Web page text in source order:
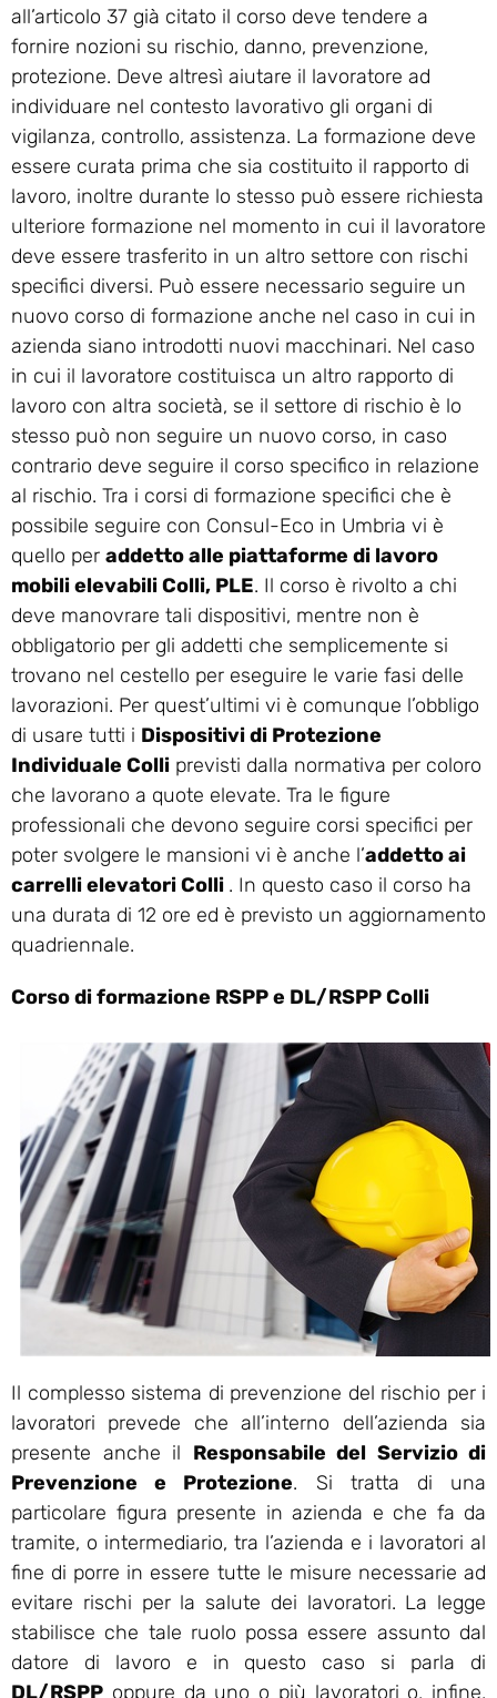
all’articolo 37 già citato il corso deve tendere a
fornire nozioni su rischio, danno, prevenzione,
protezione. Deve altresì aiutare il lavoratore ad
individuare nel contesto lavorativo gli organi di
vigilanza, controllo, assistenza. La formazione deve
essere curata prima che sia costituito il rapporto di
lavoro, inoltre durante lo stesso può essere richiesta
ulteriore formazione nel momento in cui il lavoratore
deve essere trasferito in un altro settore con rischi
specifici diversi. Può essere necessario seguire un
nuovo corso di formazione anche nel caso in cui in
azienda siano introdotti nuovi macchinari. Nel caso
in cui il lavoratore costituisca un altro rapporto di
lavoro con altra società, se il settore di rischio è lo
stesso può non seguire un nuovo corso, in caso
contrario deve seguire il corso specifico in relazione
al rischio. Tra i corsi di formazione specifici che è
possibile seguire con Consul-Eco in Umbria vi è
quello per addetto alle piattaforme di lavoro
mobili elevabili Colli, PLE. Il corso è rivolto a chi
deve manovrare tali dispositivi, mentre non è
obbligatorio per gli addetti che semplicemente si
trovano nel cestello per eseguire le varie fasi delle
lavorazioni. Per quest’ultimi vi è comunque l’obbligo
di usare tutti i Dispositivi di Protezione
Individuale Colli previsti dalla normativa per coloro
che lavorano a quote elevate. Tra le figure
professionali che devono seguire corsi specifici per
poter svolgere le mansioni vi è anche l’addetto ai
carrelli elevatori Colli . In questo caso il corso ha
una durata di 12 ore ed è previsto un aggiornamento
quadriennale.
Corso di formazione RSPP e DL/RSPP Colli
Il complesso sistema di prevenzione del rischio per i
lavoratori prevede che all’interno dell’azienda sia
presente anche il Responsabile del Servizio di
Prevenzione e Protezione. Si tratta di una
particolare figura presente in azienda e che fa da
tramite, o intermediario, tra l’azienda e i lavoratori al
fine di porre in essere tutte le misure necessarie ad
evitare rischi per la salute dei lavoratori. La legge
stabilisce che tale ruolo possa essere assunto dal
datore di lavoro e in questo caso si parla di
DL/RSPP oppure da uno o più lavoratori o, infine,